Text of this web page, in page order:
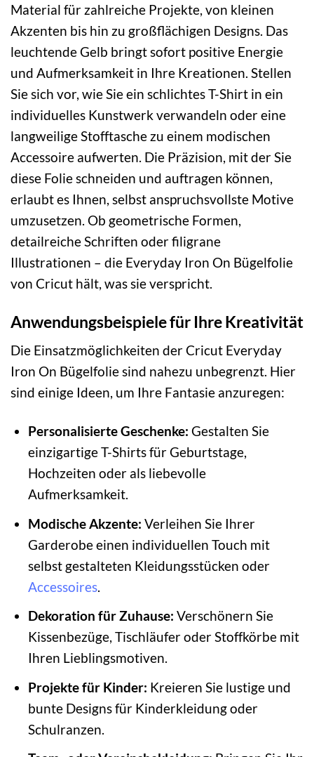
Material für zahlreiche Projekte, von kleinen
Akzenten bis hin zu großflächigen Designs. Das
leuchtende Gelb bringt sofort positive Energie
und Aufmerksamkeit in Ihre Kreationen. Stellen
Sie sich vor, wie Sie ein schlichtes T-Shirt in ein
individuelles Kunstwerk verwandeln oder eine
langweilige Stofftasche zu einem modischen
Accessoire aufwerten. Die Präzision, mit der Sie
diese Folie schneiden und auftragen können,
erlaubt es Ihnen, selbst anspruchsvollste Motive
umzusetzen. Ob geometrische Formen,
detailreiche Schriften oder filigrane
Illustrationen – die Everyday Iron On Bügelfolie
von Cricut hält, was sie verspricht.
Anwendungsbeispiele für Ihre Kreativität
Die Einsatzmöglichkeiten der Cricut Everyday
Iron On Bügelfolie sind nahezu unbegrenzt. Hier
sind einige Ideen, um Ihre Fantasie anzuregen:
Personalisierte Geschenke: Gestalten Sie
einzigartige T-Shirts für Geburtstage,
Hochzeiten oder als liebevolle
Aufmerksamkeit.
Modische Akzente: Verleihen Sie Ihrer
Garderobe einen individuellen Touch mit
selbst gestalteten Kleidungsstücken oder
Accessoires.
Dekoration für Zuhause: Verschönern Sie
Kissenbezüge, Tischläufer oder Stoffkörbe mit
Ihren Lieblingsmotiven.
Projekte für Kinder: Kreieren Sie lustige und
bunte Designs für Kinderkleidung oder
Schulranzen.